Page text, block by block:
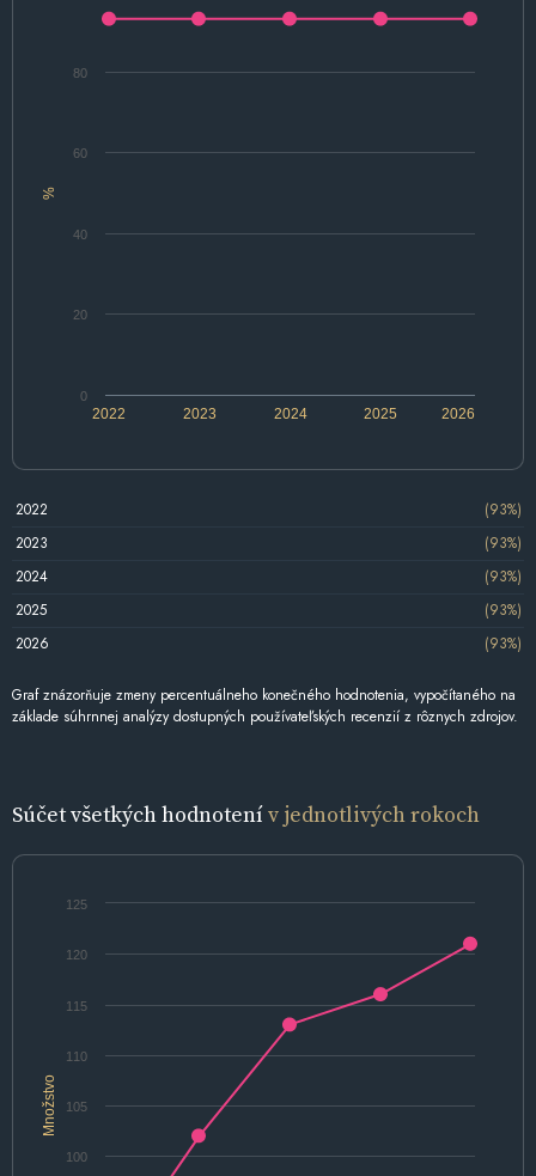
%
2022 2024 2026
2023 2025
0
20
40
60
80
2022
(93%)
2023
(93%)
2024
(93%)
2025
(93%)
2026
(93%)
Graf znázorňuje zmeny percentuálneho konečného hodnotenia, vypočítaného na
základe súhrnnej analýzy dostupných používateľských recenzií z rôznych zdrojov.
Súčet všetkých hodnotenív jednotlivých rokoch
Množstvo
100
105
110
115
120
125